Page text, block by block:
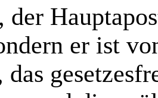
der
er ist
das